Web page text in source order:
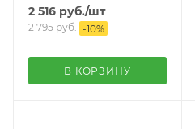
2 516 руб./шт
2 795руб. -10%
В КОРЗИНУ